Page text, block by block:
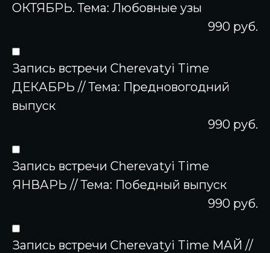
ОКТЯБРЬ. Тема: Любовные узы
990 руб.
Запись встречи Cherevatyi Time
ДЕКАБРЬ // Тема: Предновогодний
выпуск
990 руб.
Запись встречи Cherevatyi Time
ЯНВАРЬ // Тема: Победный выпуск
990 руб.
Запись встречи Cherevatyi Time МАЙ //